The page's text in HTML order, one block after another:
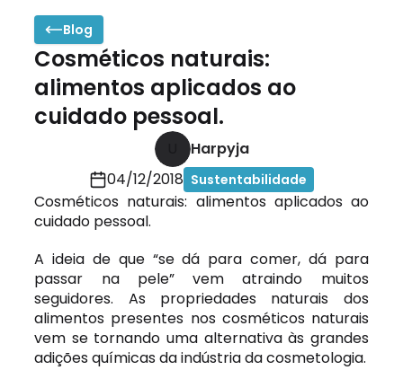
Blog
Cosméticos naturais:
alimentos aplicados ao
cuidado pessoal.
Harpyja
04/12/2018 Sustentabilidade
Cosméticos naturais: alimentos aplicados ao
cuidado pessoal.
A ideia de que “se dá para comer, dá para
passar na pele” vem atraindo muitos
seguidores. As propriedades naturais dos
alimentos presentes nos cosméticos naturais
vem se tornando uma alternativa às grandes
adições químicas da indústria da cosmetologia.